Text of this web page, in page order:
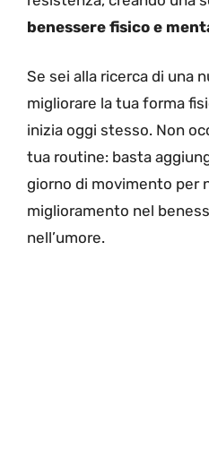
benessere fisico e
Se sei alla ricerca di una
migliorare la tua forma
inizia oggi stesso. Non
tua routine: basta
giorno di movimento per
miglioramento nel
nell’umore.